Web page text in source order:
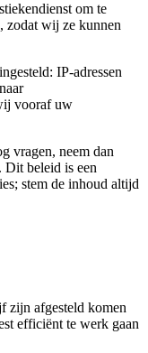
om te
zodat wij ze kunnen
IP-adressen
vooraf uw
vragen, neem dan
Dit beleid is een
stem de inhoud altijd
zijn afgesteld komen
efficiënt te werk gaan